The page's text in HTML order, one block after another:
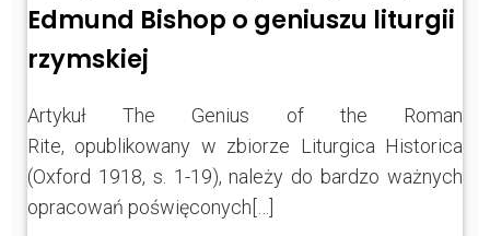
Edmund Bishop o geniuszu liturgii
rzymskiej
Artykuł The Genius of the Roman
Rite, opublikowany w zbiorze Liturgica Historica
(Oxford 1918, s. 1-19), należy do bardzo ważnych
opracowań poświęconych[…]